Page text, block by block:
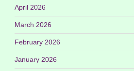
April 2026
March 2026
February 2026
January 2026